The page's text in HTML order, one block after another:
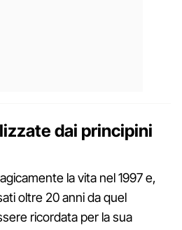
dai principini
la vita nel 1997 e,
oltre 20 anni da quel
ricordata per la sua